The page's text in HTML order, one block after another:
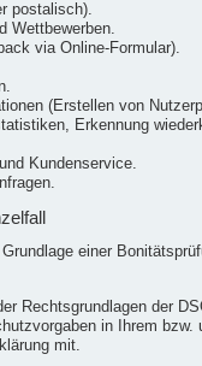
postalisch).
Wettbewerben.
via Online-Formular).
(Erstellen von
Erkennung
Kundenservice.
einer
Rechtsgrundlagen der
in Ihrem
mit.